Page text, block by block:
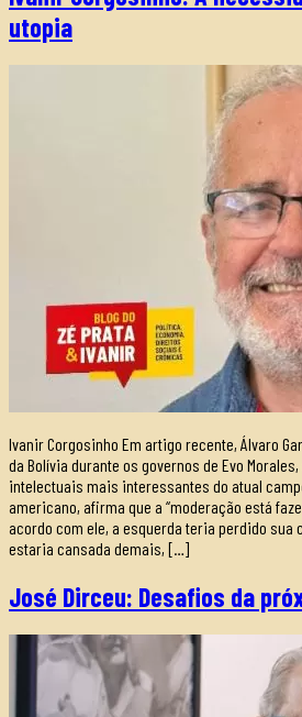
utopia
Ivanir Corgosinho Em artigo recente, Álvaro
da Bolívia durante os governos de Evo
intelectuais mais interessantes do atual
americano, afirma que a “moderação está
acordo com ele, a esquerda teria perdido sua
estaria cansada demais, […]
José Dirceu: Desafios da